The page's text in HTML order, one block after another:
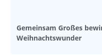
Gemeinsam Großes
Weihnachtswunder